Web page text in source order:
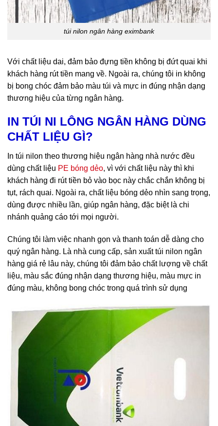
túi nilon ngân hàng eximbank
Với chất liệu dai, đảm bảo đựng tiền không bị đứt quai khi
khách hàng rút tiền mang về. Ngoài ra, chúng tôi in không
bị bong chóc đảm bảo màu túi và mực in đúng nhận dạng
thương hiệu của từng ngân hàng.
IN TÚI NI LÔNG NGÂN HÀNG DÙNG
CHẤT LIỆU GÌ?
In túi nilon theo thương hiệu ngân hàng nhà nước đều
dùng chất liệu PE bóng dẻo, vì với chất liệu này thì khi
khách hàng đi rút tiền bỏ vào bọc này chắc chắn không bị
tụt, rách quai. Ngoài ra, chất liệu bóng dẻo nhìn sang trọng,
dùng được nhiều lần, giúp ngân hàng, đặc biệt là chi
nhánh quảng cáo tới mọi người.
Chúng tôi làm việc nhanh gọn và thanh toán dễ dàng cho
quý ngân hàng. Là nhà cung cấp, sản xuất túi nilon ngân
hàng giá rẻ lâu này, chúng tôi đảm bảo chất lượng về chất
liệu, màu sắc đúng nhận dạng thương hiệu, màu mực in
đúng màu, không bong chóc trong quá trình sử dụng